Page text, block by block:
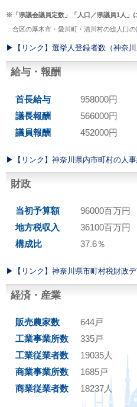
※「県議会議員定数」「人口／県議員1人」
合区の厚木市・愛川町・清川村の総人口の
▶︎【リンク】選挙人登録者数（神奈川
給与・報酬
首長給与
958000円
議長報酬
566000円
議員報酬
452000円
▶︎【リンク】神奈川県内市町村の人事
財政
当初予算額
96000百万円
地方税収入
36100百万円
構成比
37.6％
▶︎【リンク】神奈川県市町村税財政デ
経済・産業
販売農家数
644戸
工業事業所数
335戸
工業従業者数
19035人
商業事業所数
1685戸
商業従業者数
18237人